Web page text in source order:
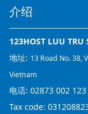
介绍
123HOST LUU TRU
地址: 13 Road No. 38,
Vietnam
电话: 02873 002 123
Tax code: